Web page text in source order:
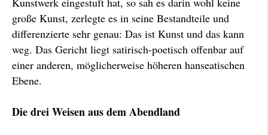
große Kunst, zerlegte es in seine Bestandteile und
differenzierte sehr genau: Das ist Kunst und das kann
weg. Das Ge­richt liegt satirisch-poetisch offen­bar auf
einer anderen, mög­licher­­weise höheren hansea­ti­schen
Ebene.
Die drei Weisen aus dem Abendland